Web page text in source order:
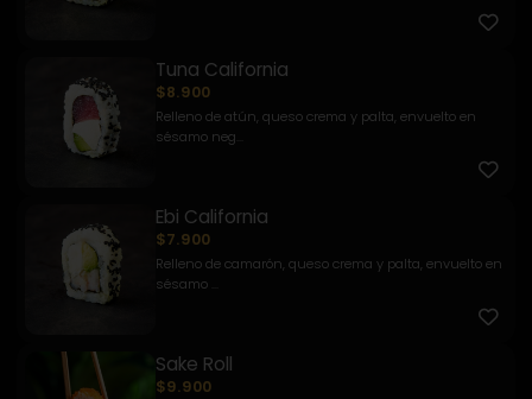
Tuna California
$8.900
Relleno de atún, queso crema y palta, envuelto en
sésamo neg...
Ebi California
$7.900
Relleno de camarón, queso crema y palta, envuelto en
sésamo ...
Sake Roll
$9.900